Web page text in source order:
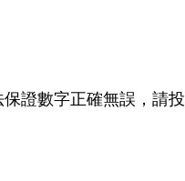
證數字正確無誤，請投